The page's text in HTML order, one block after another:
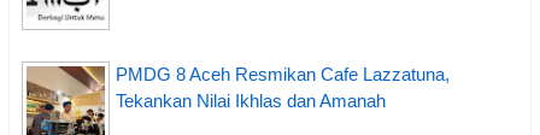
PMDG 8 Aceh Resmikan Cafe Lazzatuna,
Tekankan Nilai Ikhlas dan Amanah